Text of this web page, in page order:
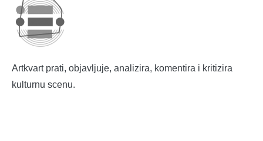
Artkvart prati, objavljuje, analizira, komentira i kritizira
kulturnu scenu.